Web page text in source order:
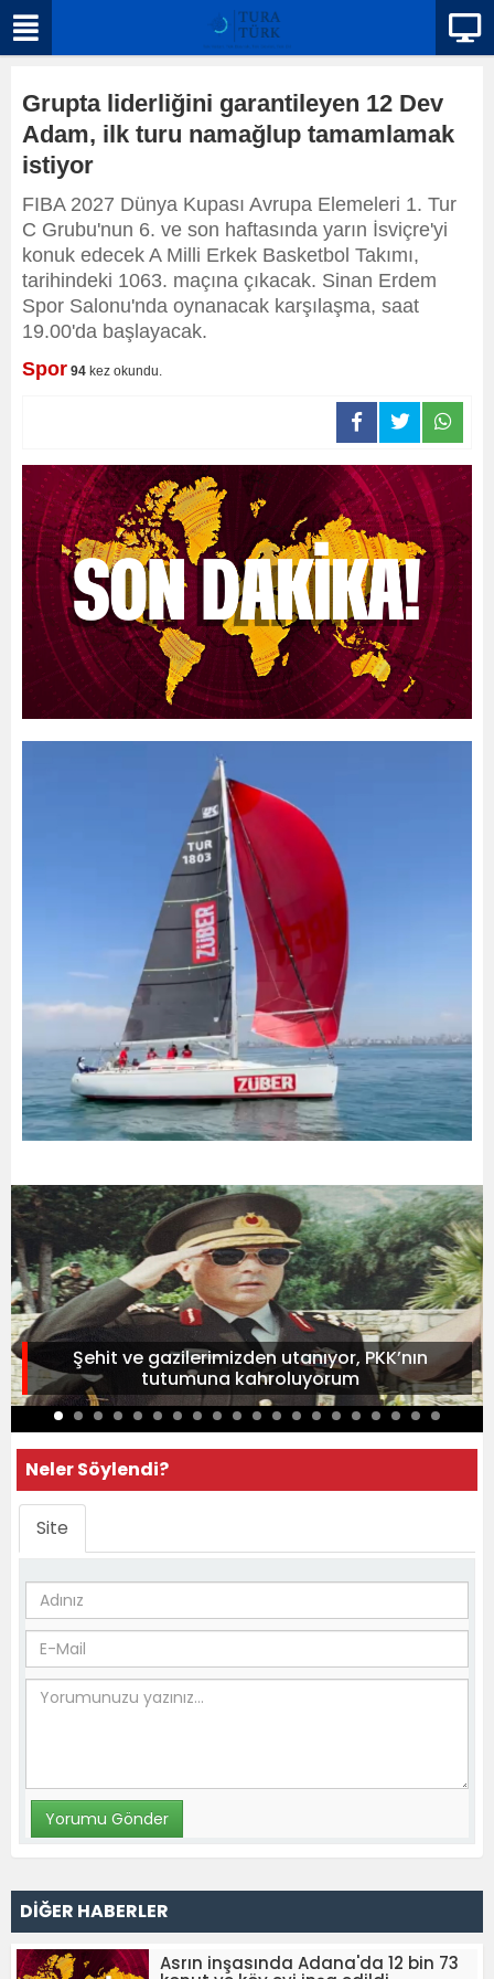
Grupta liderliğini garantileyen 12 Dev
Adam, ilk turu namağlup tamamlamak
istiyor
FIBA 2027 Dünya Kupası Avrupa Elemeleri 1. Tur
C Grubu'nun 6. ve son haftasında yarın İsviçre'yi
konuk edecek A Milli Erkek Basketbol Takımı,
tarihindeki 1063. maçına çıkacak. Sinan Erdem
Spor Salonu'nda oynanacak karşılaşma, saat
19.00'da başlayacak.
Spor 94 kez okundu.
Şehit ve gazilerimizden utanıyor, PKK’nın
tutumuna kahroluyorum
Neler Söylendi?
Site
DİĞER HABERLER
Asrın inşasında Adana'da 12 bin 73